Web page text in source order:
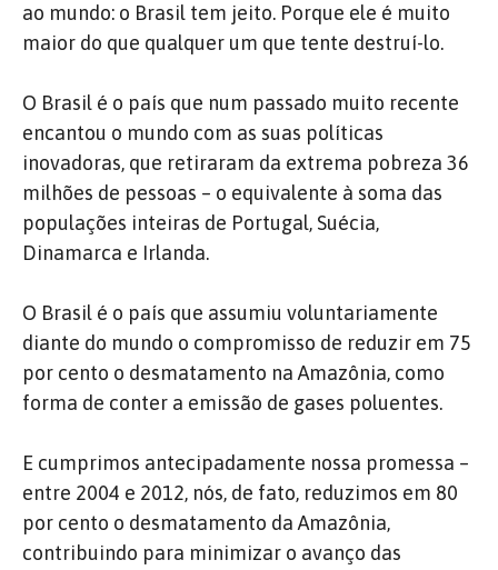
ao mundo: o Brasil tem jeito. Porque ele é muito
maior do que qualquer um que tente destruí-lo.
O Brasil é o país que num passado muito recente
encantou o mundo com as suas políticas
inovadoras, que retiraram da extrema pobreza 36
milhões de pessoas – o equivalente à soma das
populações inteiras de Portugal, Suécia,
Dinamarca e Irlanda.
O Brasil é o país que assumiu voluntariamente
diante do mundo o compromisso de reduzir em 75
por cento o desmatamento na Amazônia, como
forma de conter a emissão de gases poluentes.
E cumprimos antecipadamente nossa promessa –
entre 2004 e 2012, nós, de fato, reduzimos em 80
por cento o desmatamento da Amazônia,
contribuindo para minimizar o avanço das